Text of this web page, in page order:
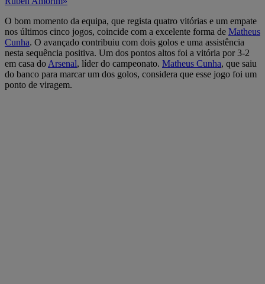
O bom momento da equipa, que regista quatro vitórias e um empate
nos últimos cinco jogos, coincide com a excelente forma de Matheus
Cunha. O avançado contribuiu com dois golos e uma assistência
nesta sequência positiva. Um dos pontos altos foi a vitória por 3-2
em casa do Arsenal, líder do campeonato. Matheus Cunha, que saiu
do banco para marcar um dos golos, considera que esse jogo foi um
ponto de viragem.